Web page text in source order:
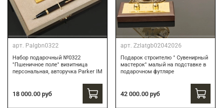
арт. Palgbn0322
Набор подарочный №0322
"Пшеничное поле" визитница
персональная, авторучка Parker IM
18 000.00 руб
арт. Zzlatgb02042026
Подарок строителю " Сувенирный
мастерок" малый на подставке в
подарочном футляре
42 000.00 руб